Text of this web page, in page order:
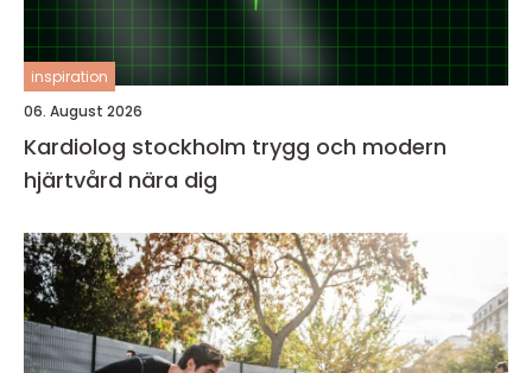
inspiration
06. August 2026
Kardiolog stockholm trygg och modern
hjärtvård nära dig